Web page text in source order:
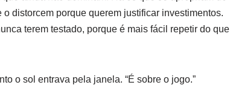
distorcem porque querem justificar investimentos.
terem testado, porque é mais fácil repetir do que
o sol entrava pela janela. “É sobre o jogo.”